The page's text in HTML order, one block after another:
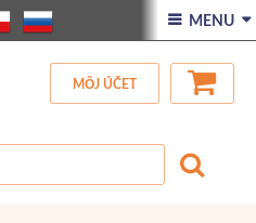
ÚVOD
VŠETOK TOVAR
ZĽAVA BLOG
 MENU 
MÔJ ÚČET